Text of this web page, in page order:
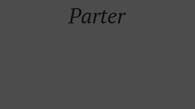
Parter